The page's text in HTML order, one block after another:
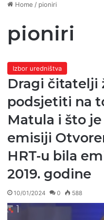
Home / pioniri
pioniri
Izbor uredništva
Dragi čitatelji
podsjetiti na
Matula i što
emisiji
HRT-u bila
2019. godine
10/01/2024 0 588